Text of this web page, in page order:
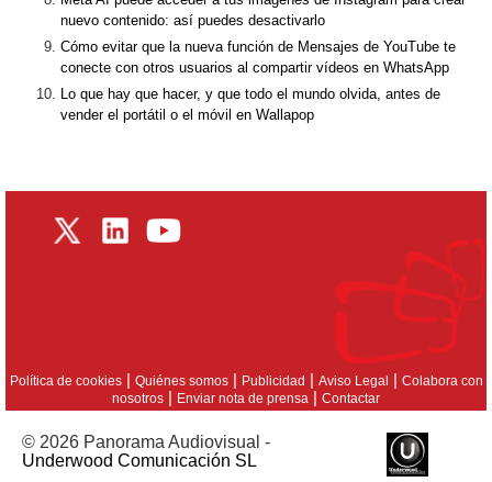
nuevo contenido: así puedes desactivarlo
Cómo evitar que la nueva función de Mensajes de YouTube te
conecte con otros usuarios al compartir vídeos en WhatsApp
Lo que hay que hacer, y que todo el mundo olvida, antes de
vender el portátil o el móvil en Wallapop
Política de cookies| Quiénes somos| Publicidad | Aviso Legal | Colabora con
nosotros | Enviar nota de prensa | Contactar
© 2026 Panorama Audiovisual -
Underwood Comunicación SL